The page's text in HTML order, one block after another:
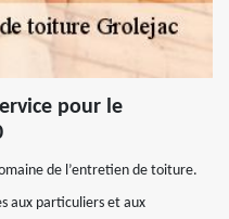
pour le
de l’entretien de toiture.
aux particuliers et aux